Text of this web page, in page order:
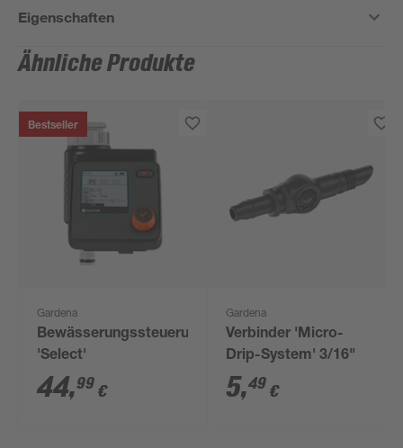
Eigenschaften
Ähnliche Produkte
Bestseller
Gardena
Bewässerungssteuerung
'Select'
44,99 €
Gardena
Verbinder 'Micro-
Drip-System' 3/16"
5,49 €